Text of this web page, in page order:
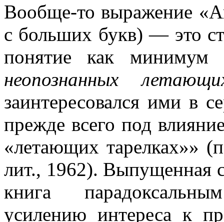
Вообще-то выражение
с больших букв) — это
понятие как
неопознанных
заинтересовался ими в
прежде всего под
«летающих тарелках»»
лит., 1962). Выпущенная
книга
усилению интереса к